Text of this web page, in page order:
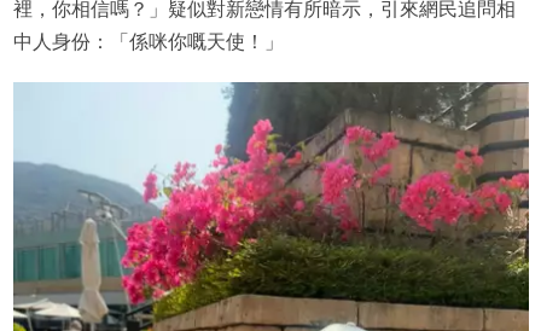
裡，你相信嗎？」疑似對新戀情有所暗示，引來網民追問相
中人身份：「係咪你嘅天使！」